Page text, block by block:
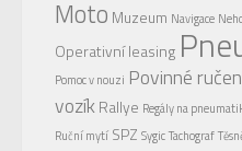
Moto Muzeum Navigace
Operativní leasing
Pomoc v nouzi Povinné
vozíkRallye Regály na
Ruční mytí SPZ SygicTachograf